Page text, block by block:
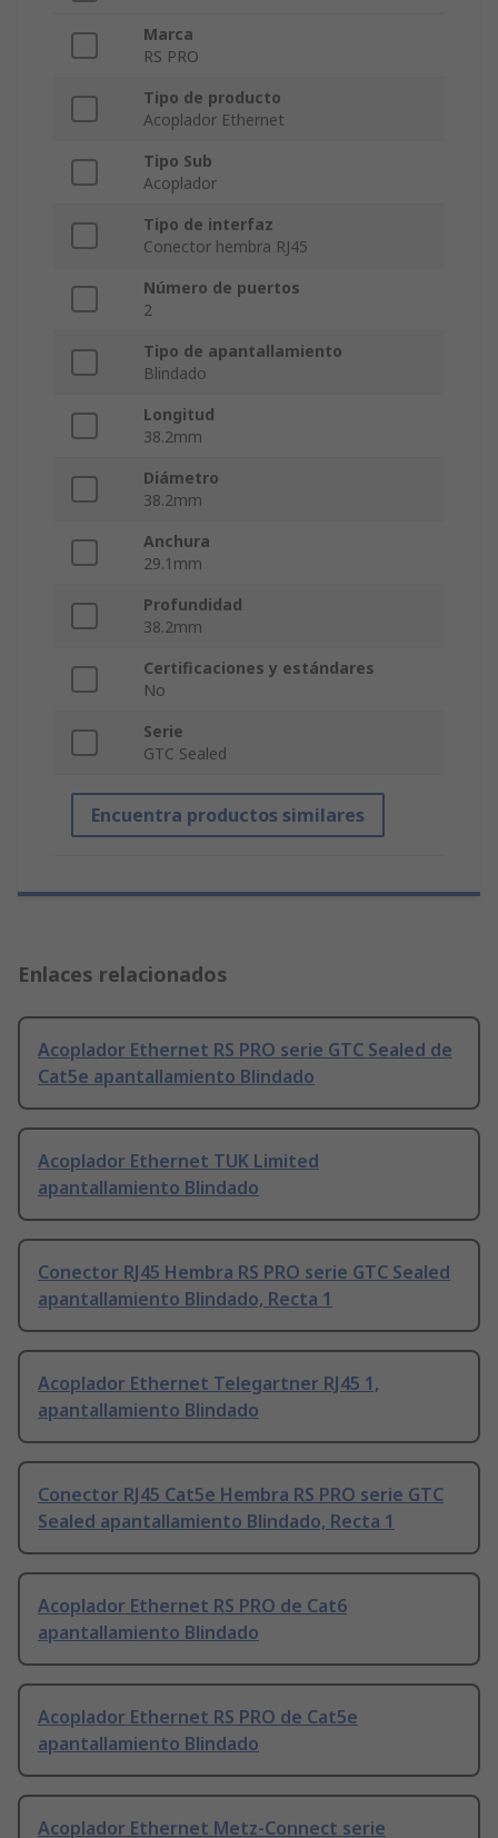
Marca
RS PRO
Tipo de producto
Acoplador Ethernet
Tipo Sub
Acoplador
Tipo de interfaz
Conector hembra RJ45
Número de puertos
2
Tipo de apantallamiento
Blindado
Longitud
38.2mm
Diámetro
38.2mm
Anchura
29.1mm
Profundidad
38.2mm
Certificaciones y estándares
No
Serie
GTC Sealed
Encuentra productos similares
Enlaces relacionados
Acoplador Ethernet RS PRO serie GTC Sealed de
Cat5e apantallamiento Blindado
Acoplador Ethernet TUK Limited
apantallamiento Blindado
Conector RJ45 Hembra RS PRO serie GTC Sealed
apantallamiento Blindado, Recta 1
Acoplador Ethernet Telegartner RJ45 1,
apantallamiento Blindado
Conector RJ45 Cat5e Hembra RS PRO serie GTC
Sealed apantallamiento Blindado, Recta 1
Acoplador Ethernet RS PRO de Cat6
apantallamiento Blindado
Acoplador Ethernet RS PRO de Cat5e
apantallamiento Blindado
Acoplador Ethernet Metz-Connect serie